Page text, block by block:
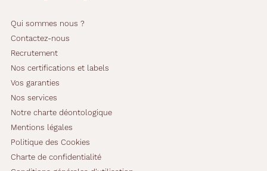
Qui sommes nous ?
Contactez-nous
Recrutement
Nos certifications et labels
Vos garanties
Nos services
Notre charte déontologique
Mentions légales
Politique des Cookies
Charte de confidentialité